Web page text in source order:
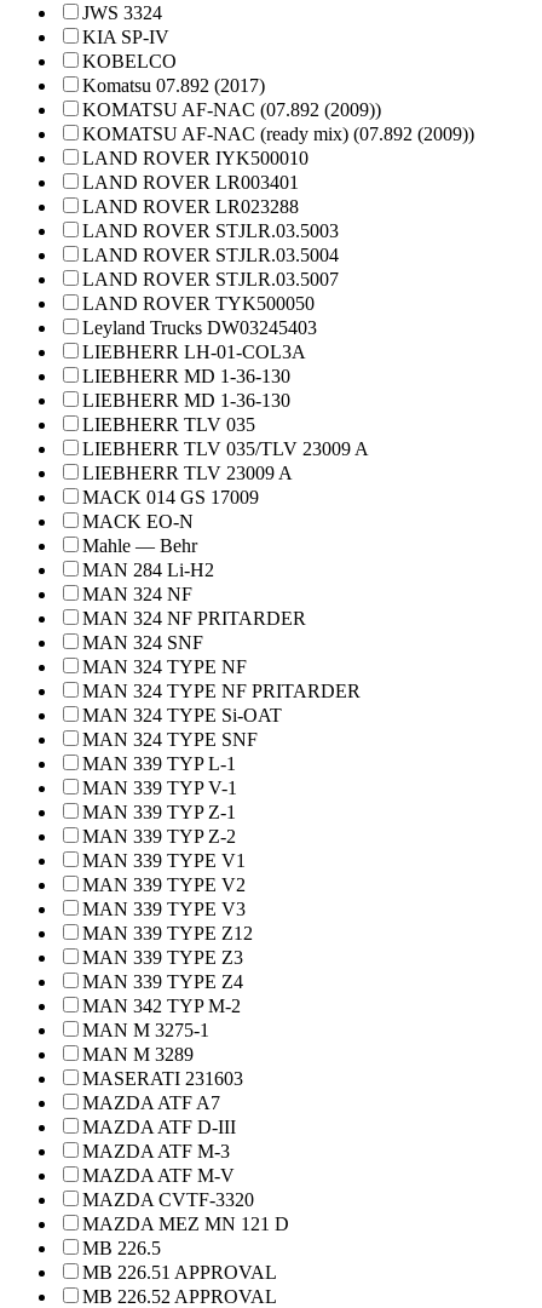
JWS 3324
KIA SP-IV
KOBELCO
Komatsu 07.892 (2017)
KOMATSU AF-NAC (07.892 (2009))
KOMATSU AF-NAC (ready mix) (07.892 (2009))
LAND ROVER IYK500010
LAND ROVER LR003401
LAND ROVER LR023288
LAND ROVER STJLR.03.5003
LAND ROVER STJLR.03.5004
LAND ROVER STJLR.03.5007
LAND ROVER TYK500050
Leyland Trucks DW03245403
LIEBHERR LH-01-COL3A
LIEBHERR MD 1-36-130
LIEBHERR MD 1-36-130
LIEBHERR TLV 035
LIEBHERR TLV 035/TLV 23009 A
LIEBHERR TLV 23009 A
MACK 014 GS 17009
MACK EO-N
Mahle — Behr
MAN 284 Li-H2
MAN 324 NF
MAN 324 NF PRITARDER
MAN 324 SNF
MAN 324 TYPE NF
MAN 324 TYPE NF PRITARDER
MAN 324 TYPE Si-OAT
MAN 324 TYPE SNF
MAN 339 TYP L-1
MAN 339 TYP V-1
MAN 339 TYP Z-1
MAN 339 TYP Z-2
MAN 339 TYPE V1
MAN 339 TYPE V2
MAN 339 TYPE V3
MAN 339 TYPE Z12
MAN 339 TYPE Z3
MAN 339 TYPE Z4
MAN 342 TYP M-2
MAN M 3275-1
MAN M 3289
MASERATI 231603
MAZDA ATF A7
MAZDA ATF D-III
MAZDA ATF M-3
MAZDA ATF M-V
MAZDA CVTF-3320
MAZDA MEZ MN 121 D
MB 226.5
MB 226.51 APPROVAL
MB 226.52 APPROVAL